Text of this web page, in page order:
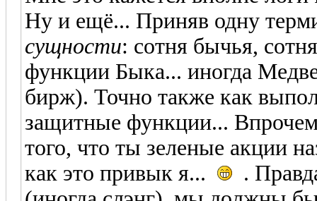
Ну и ещё... Приняв одну
сущности: сотня бычья,
функции Быка... иногда
бирж). Точно также как
защитные функции...
того, что ты зеленые акции
как это привык я...
.